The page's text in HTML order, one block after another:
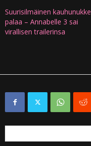
Suurisilmäinen kauhunukke
palaa – Annabelle 3 sai
virallisen trailerinsa